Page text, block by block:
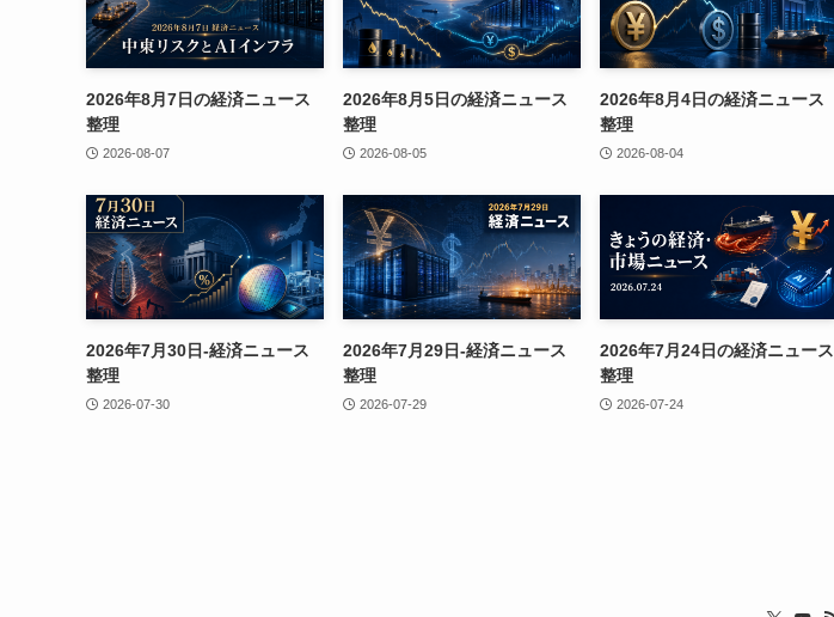
2026年8月7日の経済ニュース
整理
2026-08-07
2026年8月5日の経済ニュース
整理
2026-08-05
2026年8月4日の経済ニュース
整理
2026-08-04
2026年7月30日-経済ニュース
整理
2026-07-30
2026年7月29日-経済ニュース
整理
2026-07-29
2026年7月24日の経済ニュース
整理
2026-07-24